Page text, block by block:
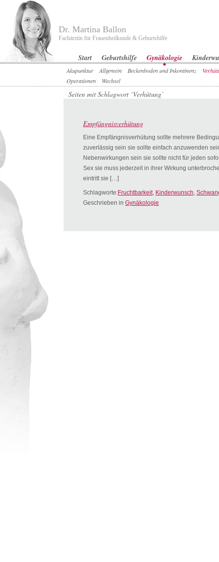
Dr. Martina Ballon
Fachärztin für Frauenheilkunde & Geburtshilfe
Start Geburtshilfe Gynäkologie
Akupunktur Allgemein Beckenboden und Inkontinenz
Operationen
Wechsel
Seiten mit Schlagwort ‘Verhütung’
Empfängnisverhütung
Eine Empfängnisverhütung sollte mehrere
zuverlässig sein sie sollte einfach anzuwenden
Nebenwirkungen sein sie sollte nicht für jeden
Sex sie muss jederzeit in ihrer Wirkung
eintritt sie […]
Schlagworte:Fruchtbarkeit, Kinderwunsch
Geschrieben in Gynäkologie